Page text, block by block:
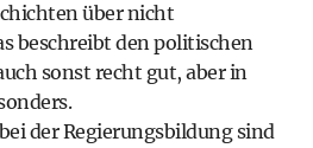
über nicht
beschreibt den politischen
sonst recht gut, aber in
der Regierungsbildung sind